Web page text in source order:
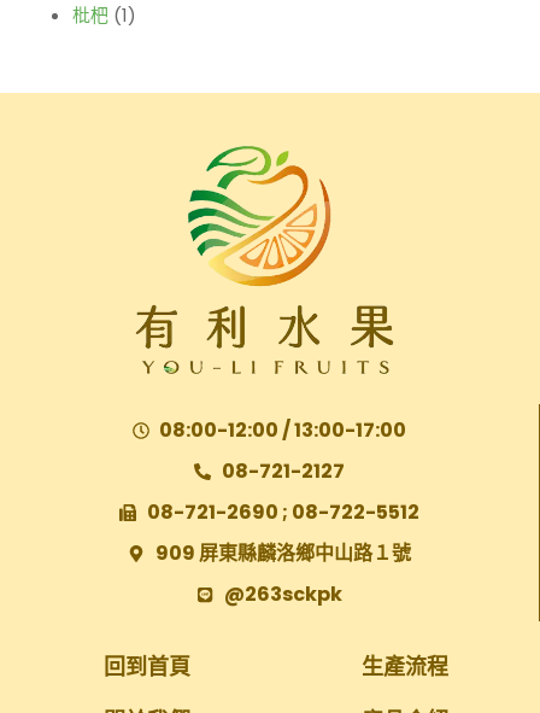
枇杷 (1)
08:00-12:00 / 13:00-17:00
08-721-2127
08-721-2690 ; 08-722-5512
909 屏東縣麟洛鄉中山路１號
@263sckpk
回到首頁
生產流程